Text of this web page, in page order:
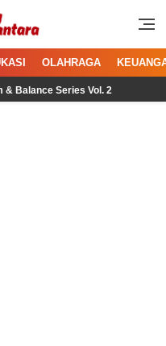
OLAHRAGA
Series Vol. 2